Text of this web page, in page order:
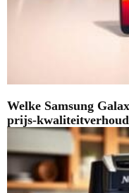
Welke Samsung
prijs-